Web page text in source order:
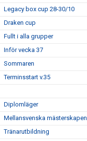
Legacy box cup 28-30/10
Draken cup
Fullt i alla grupper
Inför vecka 37
Sommaren
Terminsstart v.35
Diplomläger
Mellansvenska mästerskapen
Tränarutbildning